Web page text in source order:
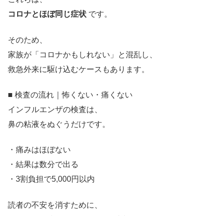
コロナとほぼ同じ症状 です。
そのため、
家族が「コロナかもしれない」と混乱し、
救急外来に駆け込むケースもあります。
■ 検査の流れ｜怖くない・痛くない
インフルエンザの検査は、
鼻の粘液をぬぐうだけです。
・痛みはほぼない
・結果は数分で出る
・3割負担で5,000円以内
読者の不安を消すために、